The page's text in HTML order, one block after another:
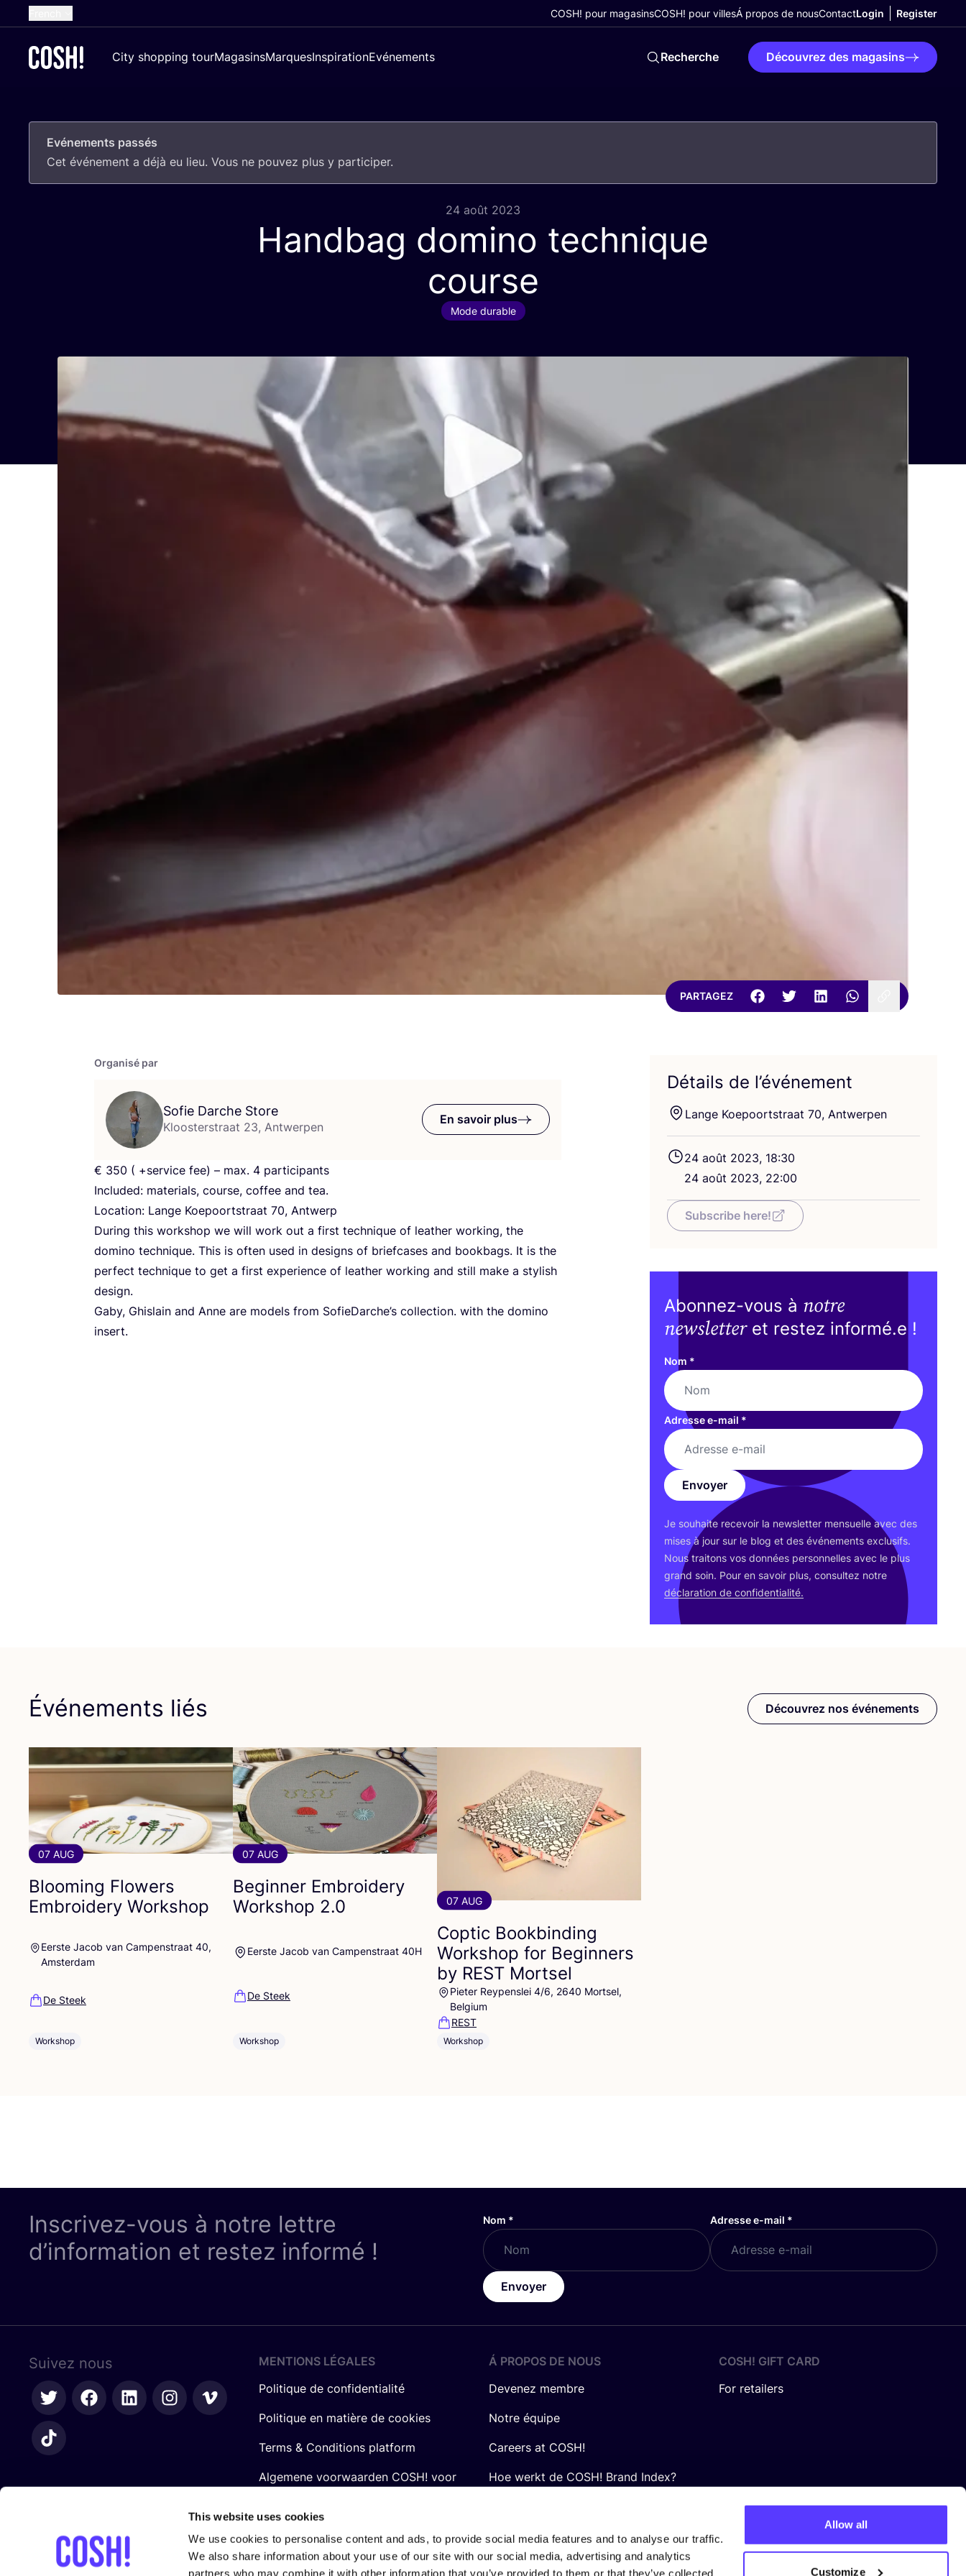
This website uses cookies
We use cookies to personalise content and ads, to provide social media features and to analyse our traffic.
We also share information about your use of our site with our social media, advertising and analytics
partners who may combine it with other information that you’ve provided to them or that they’ve collected
Allow all
Customize
Dutch
German
Croatian
COSH! pour magasinsCOSH! pour villesÁ propos de nousContactLogin Register
City shopping tourMagasinsMarquesInspirationEvénements Recherche Découvrez des magasins
Evénements passés
Cet évé­ne­ment a déjà eu lieu. Vous ne pou­vez plus y participer.
24 août 2023
Handbag domino technique
course
Mode durable
PARTAGEZ
Organisé par
Sofie Darche Store
Kloosterstraat 23, Antwerpen
En savoir plus
€ 350 ( +ser­vice fee) – max. 4 participants
Inclu­ded: mate­rials, course, cof­fee and tea.
Loca­tion: Lange Koe­poorts­traat 70, Antwerp
During this work­shop we will work out a first tech­nique of lea­ther wor­king, the
domi­no tech­nique. This is often used in desi­gns of brief­cases and book­bags. It is the
per­fect tech­nique to get a first expe­rience of lea­ther wor­king and still make a sty­lish
design.
Gaby, Ghis­lain and Anne are models from Sofie­Dar­che’s col­lec­tion. with the domi­no
insert.
Détails de l’événement
Lange Koe­poorts­traat 70, Antwerpen
24 août 2023, 18:30
24 août 2023, 22:00
Subscribe here!
Abonnez-vous à notre
newsletteret restez informé.e !
Nom *
Adresse e-mail *
Envoyer
Je sou­haite rece­voir la news­let­ter men­suelle avec des
mises à jour sur le blog et des évé­ne­ments exclu­sifs.
Nous trai­tons vos don­nées per­son­nelles avec le plus
grand soin. Pour en savoir plus, consul­tez notre
décla­ra­tion de confidentialité.
Événements liés
07 AUG
Blooming Flowers
Embroidery Workshop
Eerste Jacob van Campenstraat 40,
Amsterdam
De Steek
Workshop
07 AUG
Beginner Embroidery
Workshop 2.0
Eerste Jacob van Campenstraat 40H
De Steek
Workshop
07 AUG
Coptic Bookbinding
Workshop for Beginners
by REST Mortsel
Pieter Reypenslei 4/6, 2640 Mortsel,
Belgium
REST
Workshop
Découvrez nos événements
Inscrivez-vous à notre lettre
d’information et restez informé !
Nom * Adresse e-mail *
Envoyer
Suivez nous
MENTIONS LÉGALES
Politique de confidentialité
Politique en matière de cookies
Terms & Conditions platform
Algemene voorwaarden COSH! voor
Á PROPOS DE NOUS
Devenez membre
Notre équipe
Careers at COSH!
Hoe werkt de COSH! Brand Index?
COSH! GIFT CARD
For retailers